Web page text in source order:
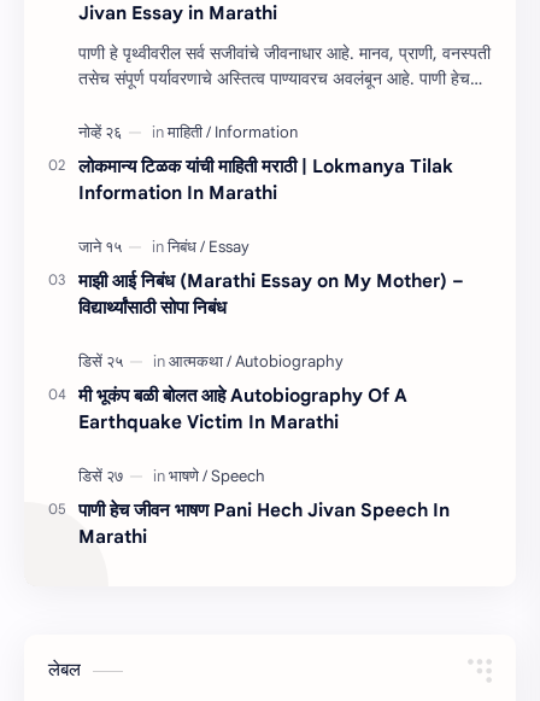
Jivan Essay in Marathi
पाणी हे पृथ्वीवरील सर्व सजीवांचे जीवनाधार आहे. मानव, प्राणी, वनस्पती
तसेच संपूर्ण पर्यावरणाचे अस्तित्व पाण्यावरच अवलंबून आहे. पाणी हेच
लोकमान्य टिळक यांची माहिती मराठी | Lokmanya Tilak
Information In Marathi
माझी आई निबंध (Marathi Essay on My Mother) –
विद्यार्थ्यांसाठी सोपा निबंध
मी भूकंप बळी बोलत आहे Autobiography Of A
Earthquake Victim In Marathi
पाणी हेच जीवन भाषण Pani Hech Jivan Speech In
Marathi
लेबल